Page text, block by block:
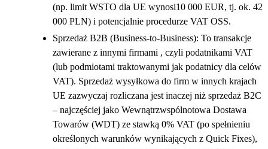
(np. limit WSTO dla UE wynosi10 000 EUR, tj. ok. 42
000 PLN) i potencjalnie procedurze VAT OSS.
Sprzedaż B2B (Business-to-Business): To transakcje
zawierane z innymi firmami , czyli podatnikami VAT
(lub podmiotami traktowanymi jak podatnicy dla celów
VAT). Sprzedaż wysyłkowa do firm w innych krajach
UE zazwyczaj rozliczana jest inaczej niż sprzedaż B2C
– najczęściej jako Wewnątrzwspólnotowa Dostawa
Towarów (WDT) ze stawką 0% VAT (po spełnieniu
określonych warunków wynikających z Quick Fixes),